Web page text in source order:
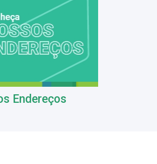
Endereços